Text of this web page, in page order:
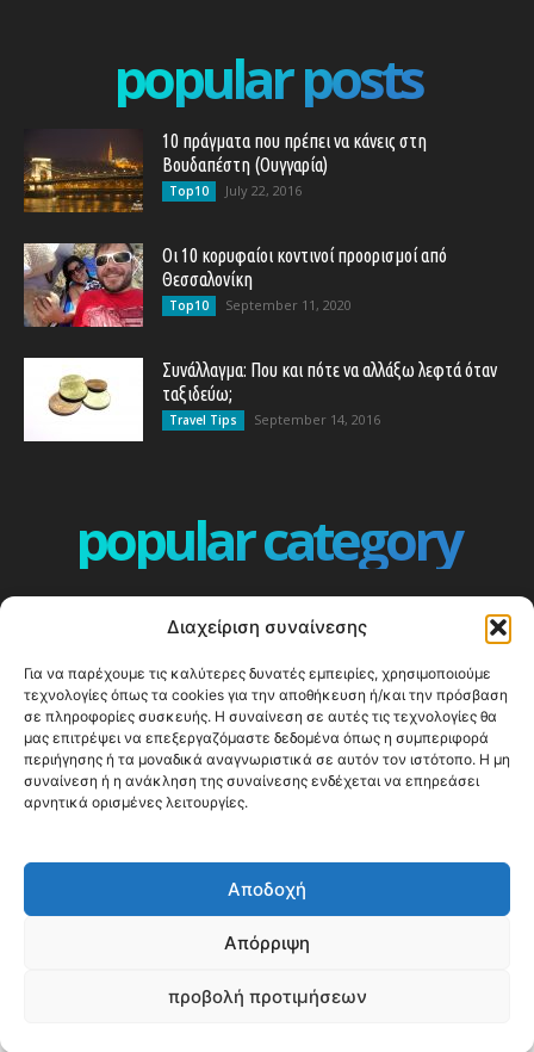
Διαχείριση συναίνεσης
Για να παρέχουμε τις καλύτερες δυνατές εμπειρίες, χρησιμοποιούμε
τεχνολογίες όπως τα cookies για την αποθήκευση ή/και την πρόσβαση
σε πληροφορίες συσκευής. Η συναίνεση σε αυτές τις τεχνολογίες θα
μας επιτρέψει να επεξεργαζόμαστε δεδομένα όπως η συμπεριφορά
περιήγησης ή τα μοναδικά αναγνωριστικά σε αυτόν τον ιστότοπο. Η μη
συναίνεση ή η ανάκληση της συναίνεσης ενδέχεται να επηρεάσει
αρνητικά ορισμένες λειτουργίες.
Αποδοχή
Απόρριψη
προβολή προτιμήσεων
popular posts
10 πράγματα που πρέπει να κάνεις στη
Βουδαπέστη (Ουγγαρία)
Top10 July 22, 2016
Οι 10 κορυφαίοι κοντινοί προορισμοί από
Θεσσαλονίκη
Top10 September 11, 2020
Συνάλλαγμα: Που και πότε να αλλάξω λεφτά όταν
ταξιδεύω;
Travel Tips September 14, 2016
popular category
360
ΕΥΡΩΠΗ
332
ΚΟΣΜΟΣ - WORLD
328
Top10
303
Cool spots
ΝΗΣΙΑ
245
© Happy Traveller 2014-2025